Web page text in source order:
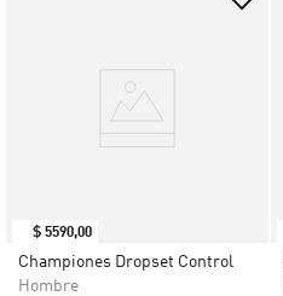
$ 5590,00
Championes Dropset Control
Hombre